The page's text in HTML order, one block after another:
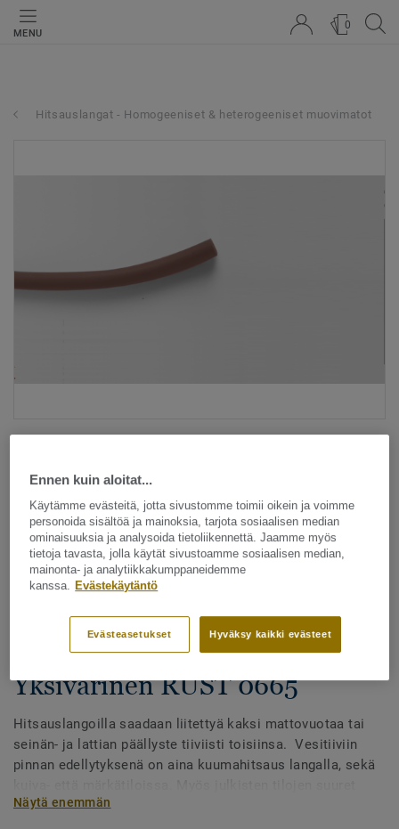
MENU
0
Hitsauslangat - Homogeeniset & heterogeeniset muovimatot
Katso kaikki kuosit - NCS ja LRV (1096)
Hitsauslangat
Hitsauslangat - Homogeeniset
& heterogeeniset muovimatot -
Yksivärinen RUST 0665
Hitsauslangoilla saadaan liitettyä kaksi mattovuotaa tai
seinän- ja lattian päällyste tiiviisti toisiinsa. Vesitiiviin
pinnan edellytyksenä on aina kuumahitsaus langalla, sekä
alueet tulee aina lankahitsata. Hitsatut saumat myös
Näytä enemmän
Ennen kuin aloitat...
Käytämme evästeitä, jotta sivustomme toimii oikein ja voimme
personoida sisältöä ja mainoksia, tarjota sosiaalisen median
ominaisuuksia ja analysoida tietoliikennettä. Jaamme myös
tietoja tavasta, jolla käytät sivustoamme sosiaalisen median,
mainonta- ja analytiikkakumppaneidemme
kanssa. Evästekäytäntö
Hyväksy kaikki evästeet
Evästeasetukset